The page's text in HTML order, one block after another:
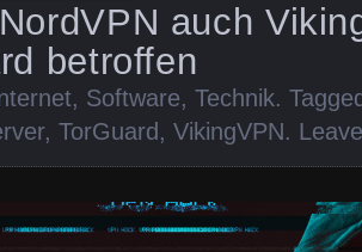
auch
betroffen
, Software, Technik.
, TorGuard , VikingVPN.